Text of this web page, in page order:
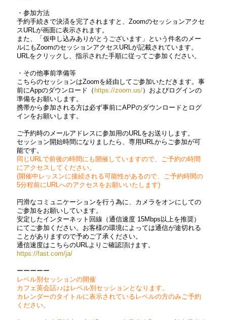
・参加方法
予約手続きで決済を完了されますと、Zoomのセッションアクセ
スURLが画面に表示されます。
また、「仮申し込みありがとうございます」という件名のメー
ルにもZoomのセッションアクセスURLが記載されています。
URLをクリックし、指示された手順に従ってご参加ください。
・その他事前準備等
こちらのセッションはZoomを経由してご参加いただきます。事
前にAppのダウンロード（ https://zoom.us/）およびログインの
準備をお願いします。
携帯から参加される方は必ず事前にAPPのダウンロードとログ
インをお願いします。
ご予約時のメールアドレスに参加用のURLをお送りします。
セッション開始時間になりましたら、専用URLからご参加が可
能です。
同じURLで前後の時間にも開催していますので、ご予約の時間
にアクセスしてください。
(開催中レッスンに接続される可能性があるので、ご予約時間の
5分程前にURLへのアクセスをお願いいたします)
円滑なコミュニケーションを行う為に、カメラをオンにしての
ご参加をお願いしています。
安定したインターネット回線（通信速度 15Mbps以上を推奨）
にてご参加ください。お客様の環境によっては通信が途切れる
ことがありますので予めご了承ください。
通信速度はこちらのURLよりご確認頂けます。
https://fast.com/ja/
ーーーーー
レベル別セッションの開催
カフェ英会話♪♪はレベル別セッションとなります。
カレンダーのタイトルに表示されているレベルの方のみご予約
ください。